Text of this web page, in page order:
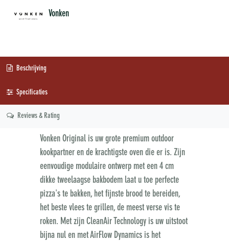
Vonken
Beschrijving
Specificaties
Reviews & Rating
Vonken Original is uw grote premium outdoor
kookpartner en de krachtigste oven die er is. Zijn
eenvoudige modulaire ontwerp met een 4 cm
dikke tweelaagse bakbodem laat u toe perfecte
pizza's te bakken, het fijnste brood te bereiden,
het beste vlees te grillen, de meest verse vis te
roken. Met zijn CleanAir Technology is uw uitstoot
bijna nul en met AirFlow Dynamics is het